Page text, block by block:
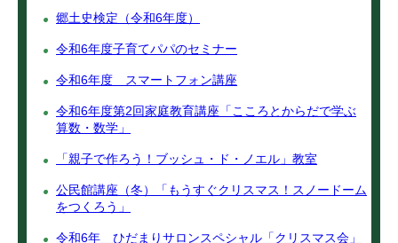
郷土史検定（令和6年度）
令和6年度子育てパパのセミナー
令和6年度 スマートフォン講座
令和6年度第2回家庭教育講座「こころとからだで学ぶ
算数・数学」
「親子で作ろう！ブッシュ・ド・ノエル」教室
公民館講座（冬）「もうすぐクリスマス！スノードーム
をつくろう」
令和6年 ひだまりサロンスペシャル「クリスマス会」